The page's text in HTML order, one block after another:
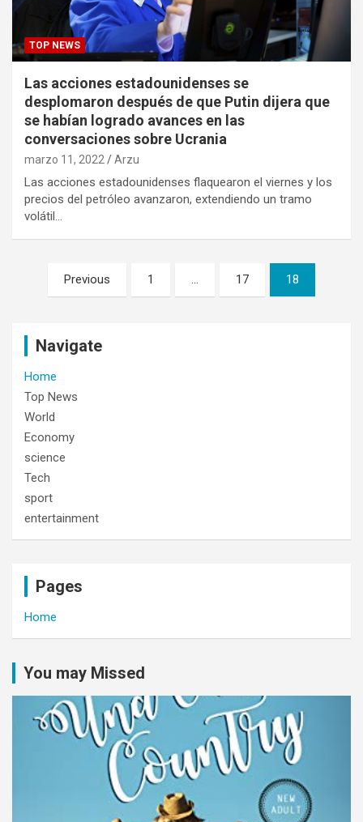
TOP NEWS
Las acciones estadounidenses se
desplomaron después de que Putin dijera que
se habían logrado avances en las
conversaciones sobre Ucrania
marzo 11, 2022 Arzu
Las acciones estadounidenses flaquearon el viernes y los
precios del petróleo avanzaron, extendiendo un tramo
volátil…
Navegación
Previous 1 … 17 18
Navigate
Home
Top News
World
Economy
science
Tech
sport
entertainment
Pages
Home
You may Missed